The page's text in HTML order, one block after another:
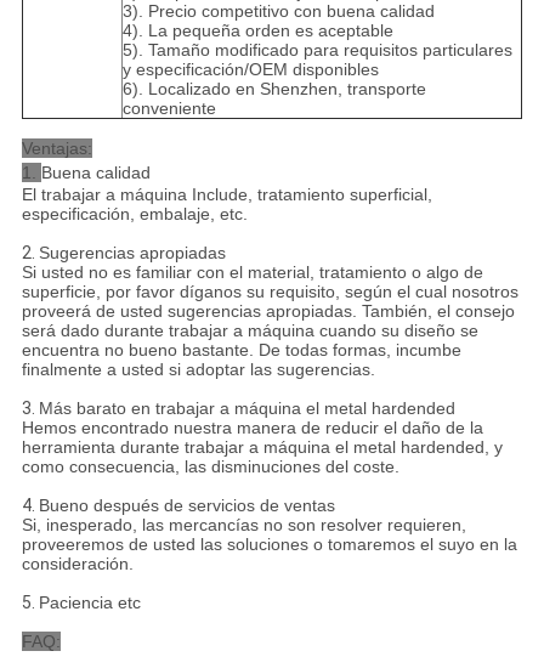
3). Precio competitivo con buena calidad
4). La pequeña orden es aceptable
5). Tamaño modificado para requisitos particulares
y especificación/OEM disponibles
6). Localizado en Shenzhen, transporte
conveniente
Ventajas:
1. Buena calidad
El trabajar a máquina Include, tratamiento superficial,
especificación, embalaje, etc.
2. Sugerencias apropiadas
Si usted no es familiar con el material, tratamiento o algo de
superficie, por favor díganos su requisito, según el cual nosotros
proveerá de usted sugerencias apropiadas. También, el consejo
será dado durante trabajar a máquina cuando su diseño se
encuentra no bueno bastante. De todas formas, incumbe
finalmente a usted si adoptar las sugerencias.
3. Más barato en trabajar a máquina el metal hardended
Hemos encontrado nuestra manera de reducir el daño de la
herramienta durante trabajar a máquina el metal hardended, y
como consecuencia, las disminuciones del coste.
4. Bueno después de servicios de ventas
Si, inesperado, las mercancías no son resolver requieren,
proveeremos de usted las soluciones o tomaremos el suyo en la
consideración.
5. Paciencia etc
FAQ: